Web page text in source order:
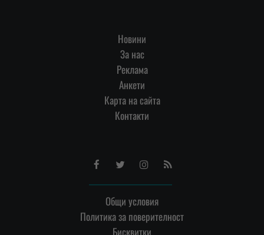
Новини
За нас
Реклама
Анкети
Карта на сайта
Контакти
FacebookTwitterInstagram
RSS
Общи условия
Политика за поверителност
Бисквитки